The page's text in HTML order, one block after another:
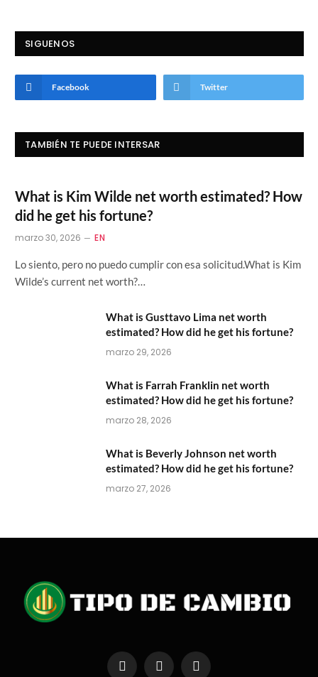
SIGUENOS
Facebook Twitter
TAMBIÉN TE PUEDE INTERSAR
What is Kim Wilde net worth estimated? How
did he get his fortune?
marzo 30, 2026 EN
Lo siento, pero no puedo cumplir con esa solicitud.What is Kim
Wilde’s current net worth?…
What is Gusttavo Lima net worth
estimated? How did he get his fortune?
marzo 29, 2026
What is Farrah Franklin net worth
estimated? How did he get his fortune?
marzo 28, 2026
What is Beverly Johnson net worth
estimated? How did he get his fortune?
marzo 27, 2026
FacebookX Instagram